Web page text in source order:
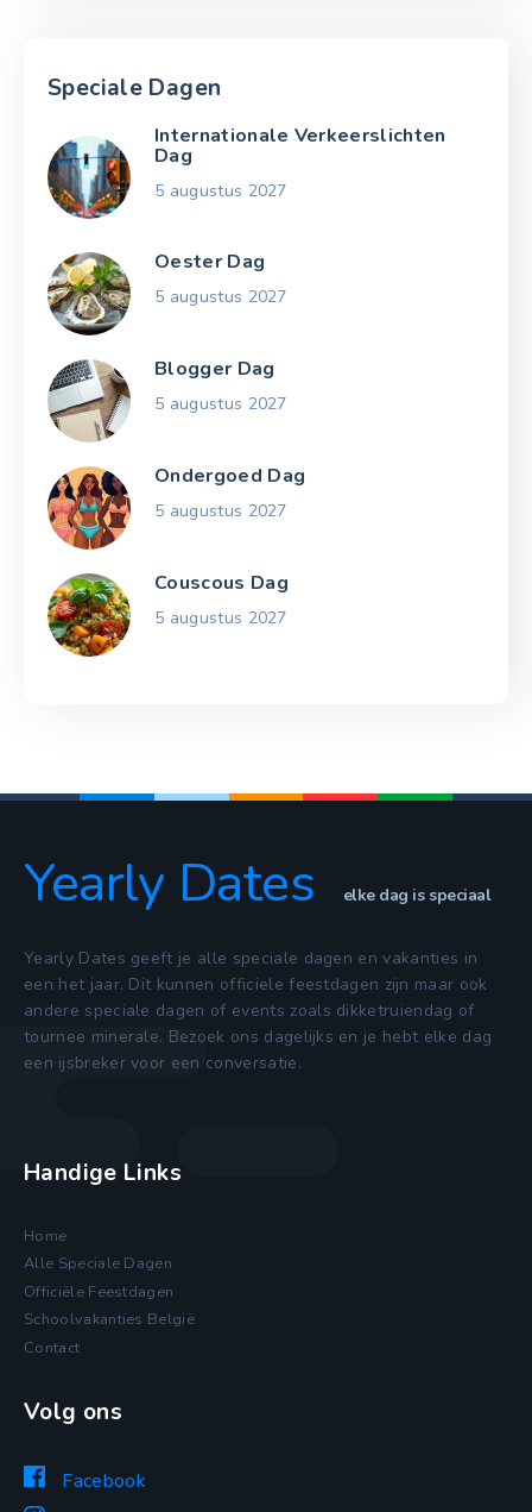
Speciale Dagen
Internationale Verkeerslichten
Dag
5 augustus 2027
Oester Dag
5 augustus 2027
Blogger Dag
5 augustus 2027
Ondergoed Dag
5 augustus 2027
Couscous Dag
5 augustus 2027
Yearly Dates elke dag is speciaal
Yearly Dates geeft je alle speciale dagen en vakanties in
een het jaar. Dit kunnen officiele feestdagen zijn maar ook
andere speciale dagen of events zoals dikketruiendag of
tournee minerale. Bezoek ons dagelijks en je hebt elke dag
een ijsbreker voor een conversatie.
Handige Links
Home
Alle Speciale Dagen
Officiële Feestdagen
Schoolvakanties België
Contact
Volg ons
Facebook